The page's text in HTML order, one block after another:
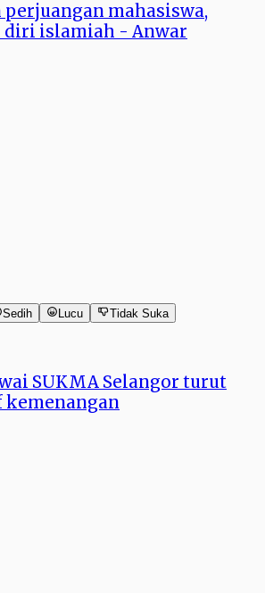
mahasiswa,
diri islamiah - Anwar
Sedih Lucu Tidak Suka
SUKMA Selangor turut